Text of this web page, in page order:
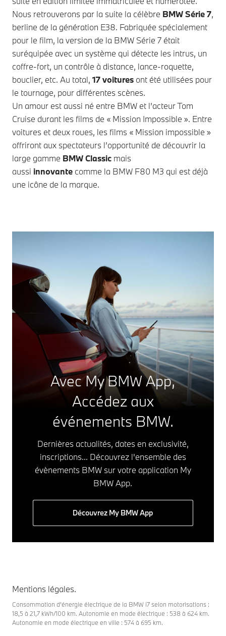
Nous retrouverons par la suite la célèbre BMW Série 7,
berline de la génération E38. Fabriquée spécialement
pour le film, la version de la BMW Série 7 était
suréquipée avec un système qui détecte les intrus, un
coffre-fort, un contrôle à distance, lance-roquette,
bouclier, etc. Au total, 17 voitures ont été utilisées pour
le tournage, pour différentes scènes.
Un amour est aussi né entre BMW et l’acteur Tom
Cruise durant les films de « Mission Impossible ». Entre
voitures et deux roues, les films « Mission impossible »
offriront aux spectateurs l’opportunité de découvrir la
large gamme BMW Classic mais
aussi innovante comme la BMW F80 M3 qui est déjà
une icône de la marque.
Avec My BMW App,
Accédez aux
événements BMW.
Dernières actualités, dates en exclusivité,
inscriptions... Découvrez l'ensemble des
évènements BMW sur votre application My
BMW App.
Découvrez My BMW App
Mentions légales.
Consommation d'énergie électrique de la BMW i7 selon motorisations :
18,5 à 21,7 kWh/100 km. Autonomie en mode électrique : 538 à 624 km.
Autonomie en mode électrique en ville : 574 à 695 km.